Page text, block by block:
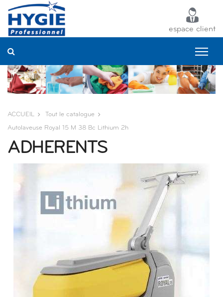
espace client
ACCUEIL Tout le catalogue
Autolaveuse Royal 15 M 38 Bc Lithium 2h
ADHERENTS
Panneau de gestion des cookies